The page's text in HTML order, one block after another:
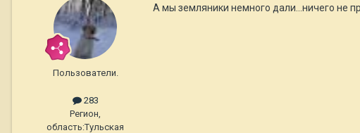
Пользователи.
283
Регион,
область:Тульская
А мы земляники немного дали...ничего не